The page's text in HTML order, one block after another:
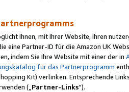
Ihnen, mit Ihrer Website, Ihren
eine Partner-ID für die Amazon UK
indem Sie Ihre Website mit einer der in
für das Partnerprogramm
Kit) verlinken. Entsprechende
(„ Partner-Links“).